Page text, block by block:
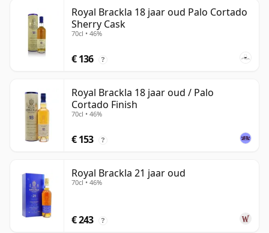
Royal Brackla 18 jaar oud Palo Cortado
Sherry Cask
70cl • 46%
€ 136 ?
Royal Brackla 18 jaar oud / Palo
Cortado Finish
70cl • 46%
€ 153 ?
Royal Brackla 21 jaar oud
70cl • 46%
€ 243 ?